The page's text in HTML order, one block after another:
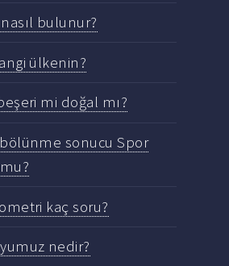
bulunur?
ülkenin?
mi doğal mı?
sonucu Spor
kaç soru?
nedir?